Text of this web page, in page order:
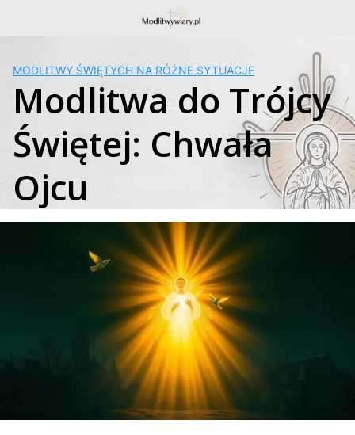
MODLITWY ŚWIĘTYCH NA RÓŻNE SYTUACJE
Modlitwa do Trójcy
Świętej: Chwała
Ojcu